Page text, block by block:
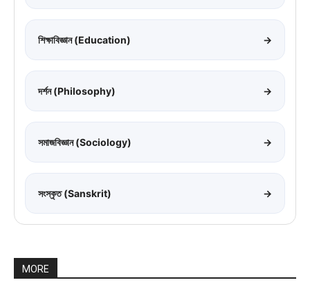
শিক্ষাবিজ্ঞান (Education) →
দর্শন (Philosophy) →
সমাজবিজ্ঞান (Sociology) →
সংস্কৃত (Sanskrit) →
MORE